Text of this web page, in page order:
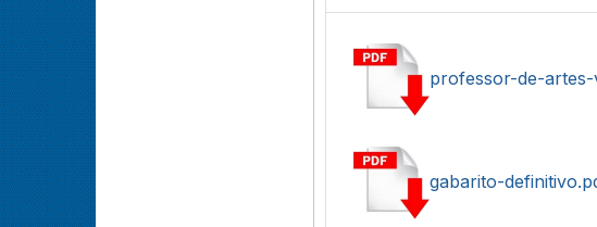
professor-de-
gabarito-